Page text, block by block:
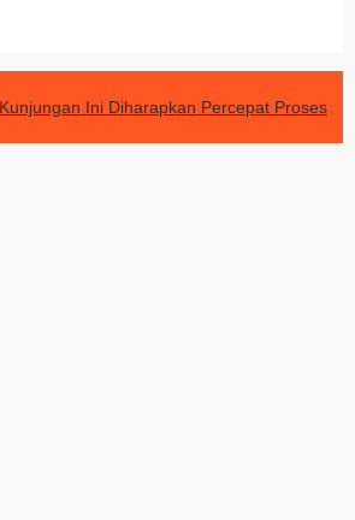
Kunjungan Ini Diharapkan Percepat Proses